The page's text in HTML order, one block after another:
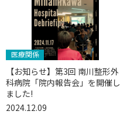
医療関係
【お知らせ】第3回 南川整形外
科病院「院内報告会」を開催し
ました!
2024.12.09